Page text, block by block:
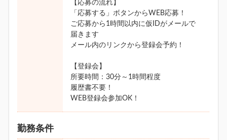
【応募の流れ】
「応募する」ボタンからWEB応募！
ご応募から1時間以内に仮IDがメールで
届きます
メール内のリンクから登録会予約！
【登録会】
所要時間：30分～1時間程度
履歴書不要！
WEB登録会参加OK！
勤務条件